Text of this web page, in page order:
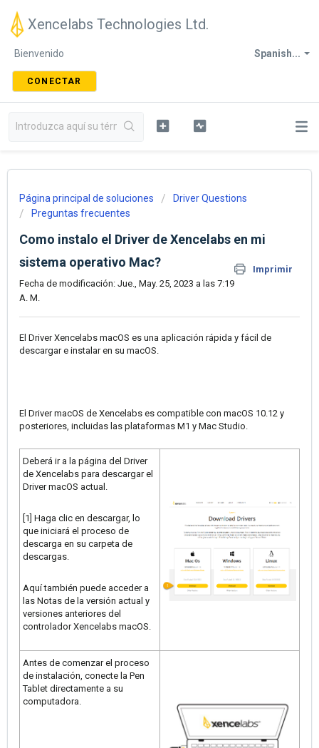
Xencelabs Technologies Ltd.
Spanish...
Bienvenido
CONECTAR
Página principal de soluciones
Driver Questions
Preguntas frecuentes
Como instalo el Driver de Xencelabs en mi
sistema operativo Mac?
Imprimir
Fecha de modificación: Jue., May. 25, 2023 a las 7:19
A. M.
El Driver Xencelabs macOS es una aplicación rápida y fácil de
descargar e instalar en su macOS.
El Driver macOS de Xencelabs es compatible con macOS 10.12 y
posteriores, incluidas las plataformas M1 y Mac Studio.
Deberá ir a la página del Driver
de Xencelabs para descargar el
Driver macOS actual.
[1] Haga clic en descargar, lo
que iniciará el proceso de
descarga en su carpeta de
descargas.
Aquí también puede acceder a
las Notas de la versión actual y
versiones anteriores del
controlador Xencelabs macOS.
Antes de comenzar el proceso
de instalación, conecte la Pen
Tablet directamente a su
computadora.